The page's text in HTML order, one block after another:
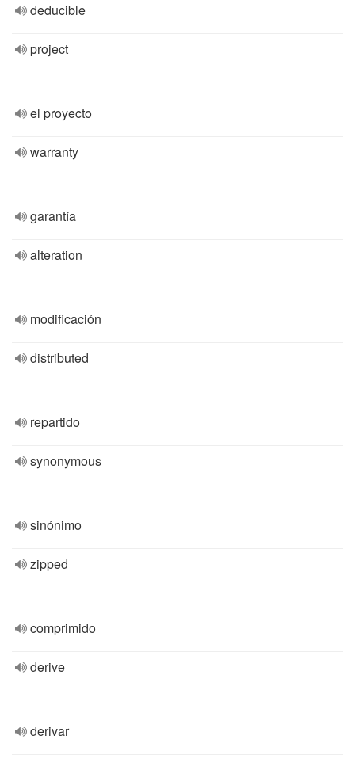
deducible
project
el proyecto
warranty
garantía
alteration
modificación
distributed
repartido
synonymous
sinónimo
zipped
comprimido
derive
derivar